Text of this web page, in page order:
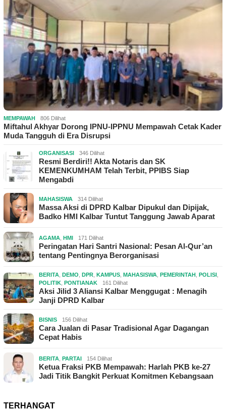
MEMPAWAH 806 Dilihat
Miftahul Akhyar Dorong IPNU-IPPNU Mempawah Cetak Kader
Muda Tangguh di Era Disrupsi
ORGANISASI 346 Dilihat
Resmi Berdiri!! Akta Notaris dan SK
KEMENKUMHAM Telah Terbit, PPIBS Siap
Mengabdi
MAHASISWA 314 Dilihat
Massa Aksi di DPRD Kalbar Dipukul dan Dipijak,
Badko HMI Kalbar Tuntut Tanggung Jawab Aparat
AGAMA HMI 171 Dilihat
Peringatan Hari Santri Nasional: Pesan Al-Qur’an
tentang Pentingnya Berorganisasi
BERITA DEMO DPR KAMPUS MAHASISWA PEMERINTAH POLISI
POLITIK PONTIANAK 161 Dilihat
Aksi Jilid 3 Aliansi Kalbar Menggugat : Menagih
Janji DPRD Kalbar
BISNIS 156 Dilihat
Cara Jualan di Pasar Tradisional Agar Dagangan
Cepat Habis
BERITA PARTAI 154 Dilihat
Ketua Fraksi PKB Mempawah: Harlah PKB ke-27
Jadi Titik Bangkit Perkuat Komitmen Kebangsaan
TERHANGAT